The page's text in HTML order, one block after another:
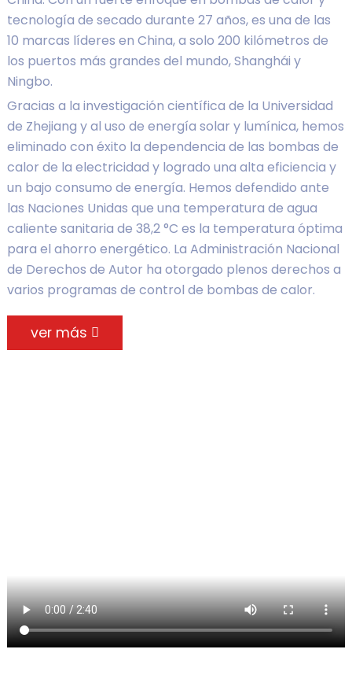
tecnología de secado durante 27 años, es una de las
10 marcas líderes en China, a solo 200 kilómetros de
los puertos más grandes del mundo, Shanghái y
Ningbo.
Gracias a la investigación científica de la Universidad
de Zhejiang y al uso de energía solar y lumínica, hemos
eliminado con éxito la dependencia de las bombas de
calor de la electricidad y logrado una alta eficiencia y
un bajo consumo de energía. Hemos defendido ante
las Naciones Unidas que una temperatura de agua
caliente sanitaria de 38,2 °C es la temperatura óptima
para el ahorro energético. La Administración Nacional
de Derechos de Autor ha otorgado plenos derechos a
varios programas de control de bombas de calor.
ver más